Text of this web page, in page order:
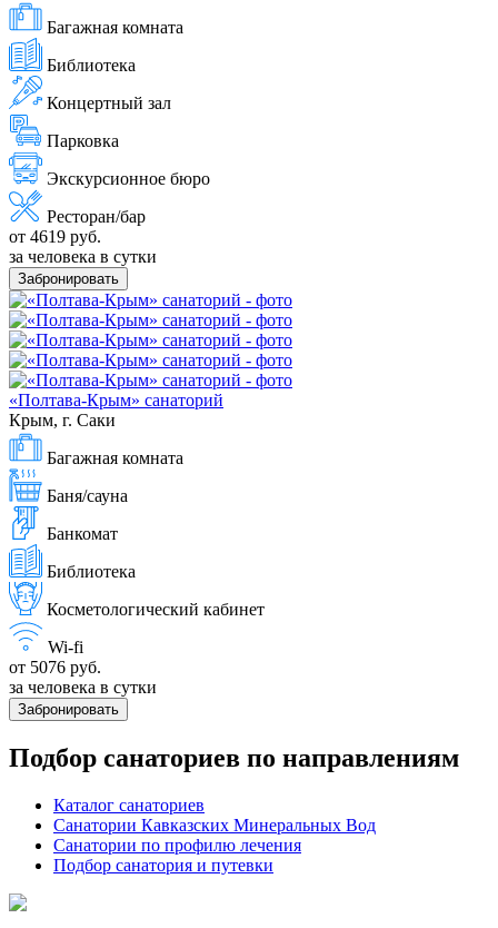
Багажная комната
Библиотека
Концертный зал
Парковка
Экскурсионное бюро
Ресторан/бар
от 4619 руб.
за человека в сутки
Забронировать
«Полтава-Крым» санаторий
Крым, г. Саки
Багажная комната
Баня/сауна
Банкомат
Библиотека
Косметологический кабинет
Wi-fi
от 5076 руб.
за человека в сутки
Забронировать
Подбор санаториев по направлениям
Каталог санаториев
Санатории Кавказских Минеральных Вод
Санатории по профилю лечения
Подбор санатория и путевки